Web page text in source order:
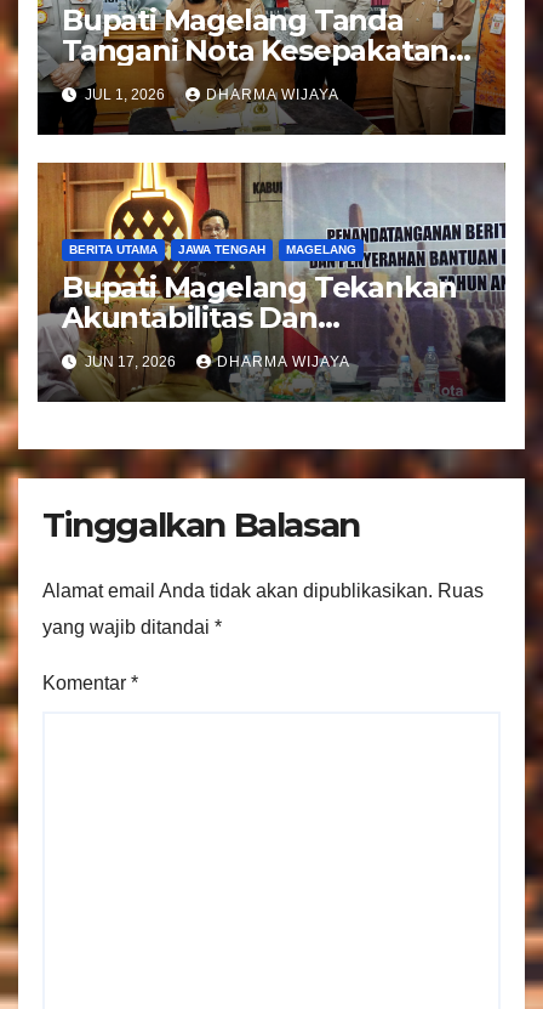
Bupati Magelang Tanda
Tangani Nota Kesepakatan
Pengalihan Pelayanan
Regident Di Kecamatan
Bandongan
JUL 1, 2026 DHARMA WIJAYA
BERITA UTAMA JAWA TENGAH MAGELANG
Bupati Magelang Tekankan
Akuntabilitas Dan
Tranparansi Pengelolaan
Bantuan Keuangan Parpol
JUN 17, 2026 DHARMA WIJAYA
Tinggalkan Balasan
Alamat email Anda tidak akan dipublikasikan. Ruas
yang wajib ditandai *
Komentar *